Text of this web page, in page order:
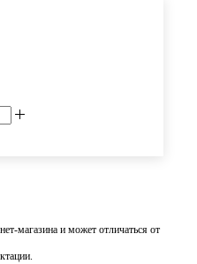
магазина и может отличаться от